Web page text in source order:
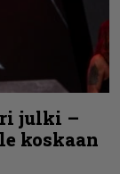
julki –
koskaan